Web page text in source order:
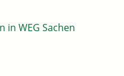
in WEG Sachen